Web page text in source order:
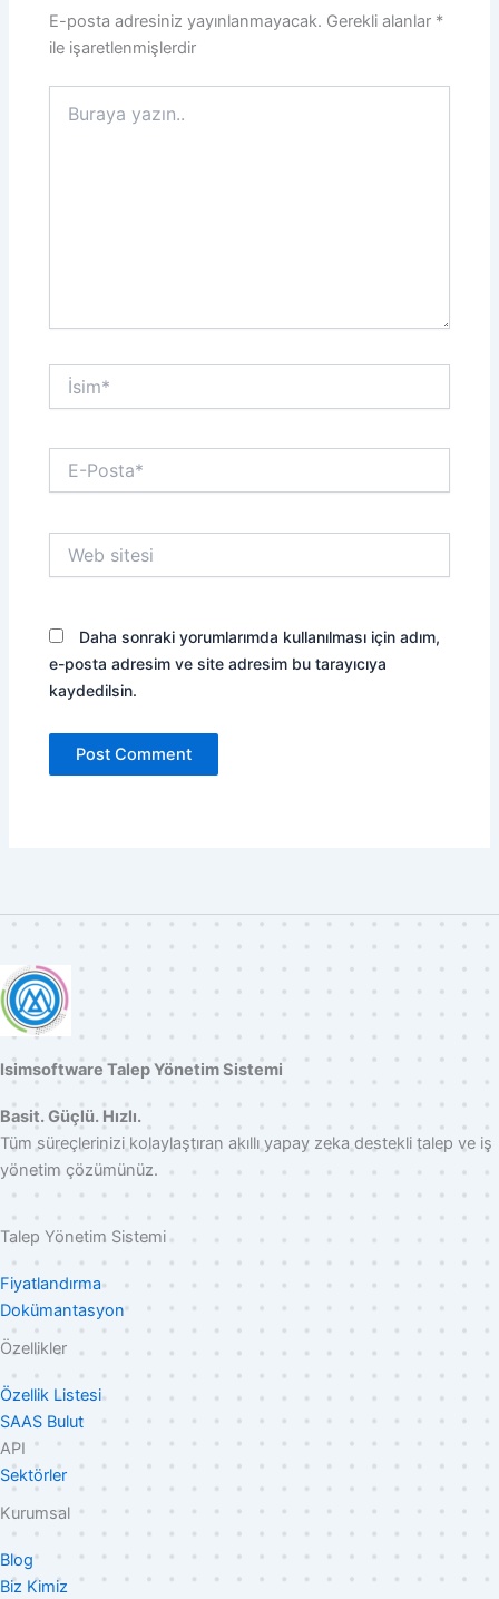
E-posta adresiniz yayınlanmayacak. Gerekli alanlar *
ile işaretlenmişlerdir
yazın..
İsim*
Posta*
sitesi
Daha sonraki yorumlarımda kullanılması için adım,
e-posta adresim ve site adresim bu tarayıcıya
kaydedilsin.
Isimsoftware Talep Yönetim Sistemi
Basit. Güçlü. Hızlı.
Tüm süreçlerinizi kolaylaştıran akıllı yapay zeka destekli talep ve iş
yönetim çözümünüz.
Talep Yönetim Sistemi
Fiyatlandırma
Dokümantasyon
Özellikler
Özellik Listesi
SAAS Bulut
API
Sektörler
Kurumsal
Blog
Biz Kimiz